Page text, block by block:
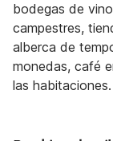
bodegas de
campestres,
alberca de
monedas, café
las habitaciones.